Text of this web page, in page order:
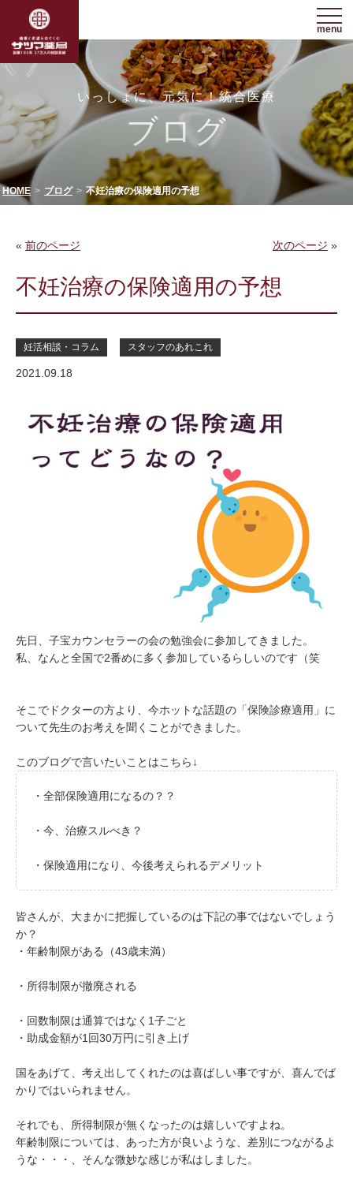
menu
いっしょに、元気に！統合医療
ブログ
HOME ブログ 不妊治療の保険適用の予想
« 前のページ 次のページ »
不妊治療の保険適用の予想
妊活相談・コラム スタッフのあれこれ
2021.09.18
先日、子宝カウンセラーの会の勉強会に参加してきました。
私、なんと全国で2番めに多く参加しているらしいのです（笑
そこでドクターの方より、今ホットな話題の「保険診療適用」に
ついて先生のお考えを聞くことができました。
このブログで言いたいことはこちら↓
・全部保険適用になるの？？
・今、治療スルべき？
・保険適用になり、今後考えられるデメリット
皆さんが、大まかに把握しているのは下記の事ではないでしょう
か？
・年齢制限がある（43歳未満）
・所得制限が撤廃される
・回数制限は通算ではなく1子ごと
・助成金額が1回30万円に引き上げ
国をあげて、考え出してくれたのは喜ばしい事ですが、喜んでば
かりではいられません。
それでも、所得制限が無くなったのは嬉しいですよね。
年齢制限については、あった方が良いような、差別につながるよ
うな・・・、そんな微妙な感じが私はしました。